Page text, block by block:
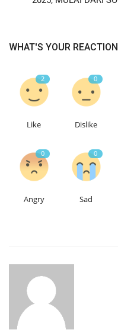
WHAT'S YOUR
2
Like
0
Dislike
0
Angry
0
Sad